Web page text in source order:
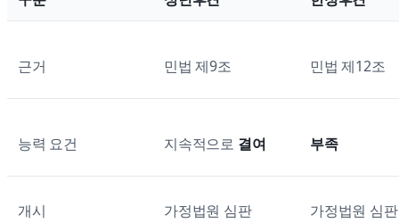
근거 민법 제9조 민법 제12조
능력 요건 지속적으로 결여 부족
개시 가정법원 심판 가정법원 심판